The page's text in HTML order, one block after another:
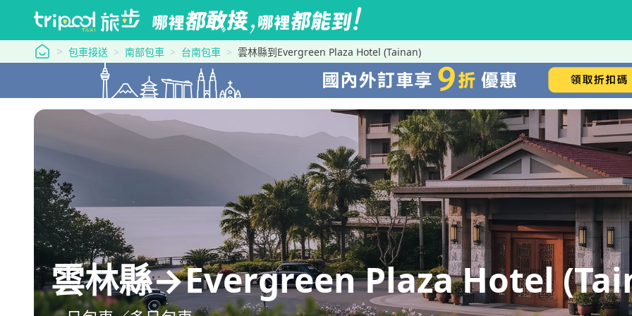
tripool 旅步
包車接送 南部包車 台南包車 雲林縣到Evergreen Plaza Hotel (Tainan)
雲林縣→Evergreen Plaza Hotel